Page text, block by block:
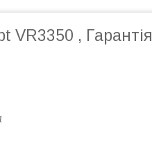
VR3350 , Гарантія